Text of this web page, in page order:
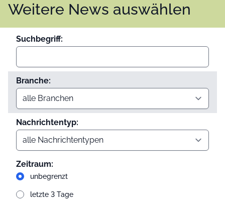
Weitere News auswählen
Suchbegriff:
Branche:
Nachrichtentyp:
Zeitraum:
unbegrenzt
letzte 3 Tage